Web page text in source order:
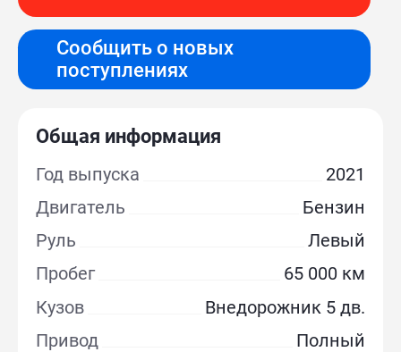
Сообщить о новых
поступлениях
Общая информация
Год выпуска
2021
Двигатель
Бензин
Руль
Левый
Пробег
65 000 км
Кузов
Внедорожник 5 дв.
Привод
Полный